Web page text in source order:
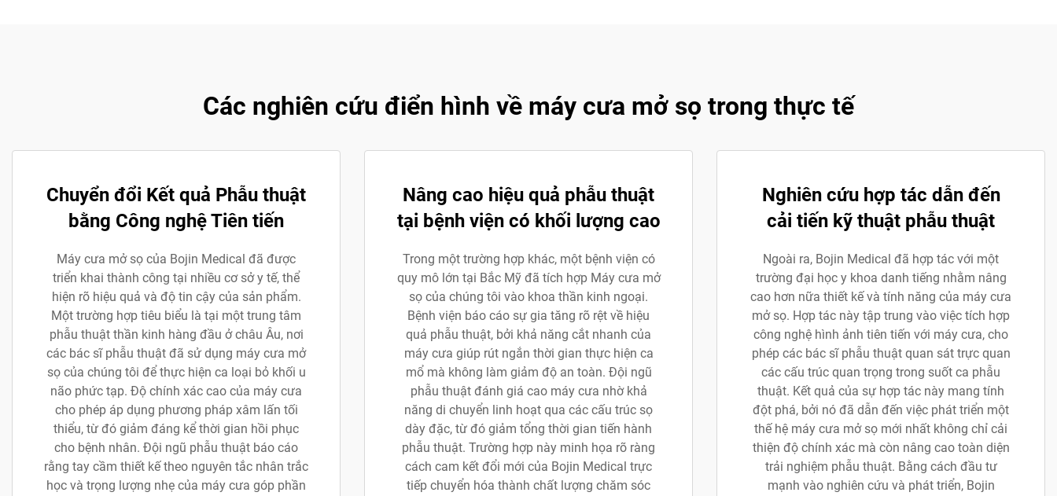
Các nghiên cứu điển hình về máy cưa mở sọ trong thực tế
Chuyển đổi Kết quả Phẫu thuật
bằng Công nghệ Tiên tiến
Máy cưa mở sọ của Bojin Medical đã được
triển khai thành công tại nhiều cơ sở y tế, thể
hiện rõ hiệu quả và độ tin cậy của sản phẩm.
Một trường hợp tiêu biểu là tại một trung tâm
phẫu thuật thần kinh hàng đầu ở châu Âu, nơi
các bác sĩ phẫu thuật đã sử dụng máy cưa mở
sọ của chúng tôi để thực hiện ca loại bỏ khối u
não phức tạp. Độ chính xác cao của máy cưa
cho phép áp dụng phương pháp xâm lấn tối
thiểu, từ đó giảm đáng kể thời gian hồi phục
cho bệnh nhân. Đội ngũ phẫu thuật báo cáo
rằng tay cầm thiết kế theo nguyên tắc nhân trắc
học và trọng lượng nhẹ của máy cưa góp phần
Nâng cao hiệu quả phẫu thuật
tại bệnh viện có khối lượng cao
Trong một trường hợp khác, một bệnh viện có
quy mô lớn tại Bắc Mỹ đã tích hợp Máy cưa mở
sọ của chúng tôi vào khoa thần kinh ngoại.
Bệnh viện báo cáo sự gia tăng rõ rệt về hiệu
quả phẫu thuật, bởi khả năng cắt nhanh của
máy cưa giúp rút ngắn thời gian thực hiện ca
mổ mà không làm giảm độ an toàn. Đội ngũ
phẫu thuật đánh giá cao máy cưa nhờ khả
năng di chuyển linh hoạt qua các cấu trúc sọ
dày đặc, từ đó giảm tổng thời gian tiến hành
phẫu thuật. Trường hợp này minh họa rõ ràng
cách cam kết đổi mới của Bojin Medical trực
tiếp chuyển hóa thành chất lượng chăm sóc
Nghiên cứu hợp tác dẫn đến
cải tiến kỹ thuật phẫu thuật
Ngoài ra, Bojin Medical đã hợp tác với một
trường đại học y khoa danh tiếng nhằm nâng
cao hơn nữa thiết kế và tính năng của máy cưa
mở sọ. Hợp tác này tập trung vào việc tích hợp
công nghệ hình ảnh tiên tiến với máy cưa, cho
phép các bác sĩ phẫu thuật quan sát trực quan
các cấu trúc quan trọng trong suốt ca phẫu
thuật. Kết quả của sự hợp tác này mang tính
đột phá, bởi nó đã dẫn đến việc phát triển một
thế hệ máy cưa mở sọ mới nhất không chỉ cải
thiện độ chính xác mà còn nâng cao toàn diện
trải nghiệm phẫu thuật. Bằng cách đầu tư
mạnh vào nghiên cứu và phát triển, Bojin